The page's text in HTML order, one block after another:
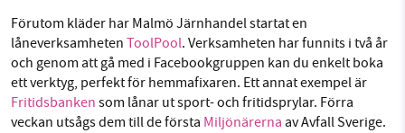
Förutom kläder har Malmö Järnhandel startat en
låneverksamheten ToolPool. Verksamheten har funnits i två år
och genom att gå med i Facebookgruppen kan du enkelt boka
ett verktyg, perfekt för hemmafixaren. Ett annat exempel är
Fritidsbanken som lånar ut sport- och fritidsprylar. Förra
veckan utsågs dem till de första Miljönärerna av Avfall Sverige.